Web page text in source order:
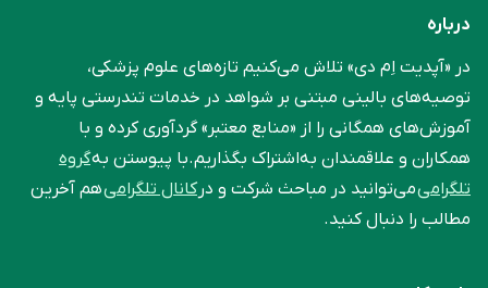
درباره
در «آپدیت اِم دی» تلاش می‌کنیم تازه‌های علوم پزشکی،
توصیه‌های بالینی مبتنی بر شواهد در خدمات تندرستی پایه و
آموزش‌های همگانی را از «منابع معتبر» گردآوری کرده و با
همکاران و علاقمندان به‌اشتراک بگذاریم.با پیوستن بهگروه
تلگرامیمی‌توانید در مباحث شرکت و درکانال تلگرامیهم آخرین
مطالب را دنبال کنید.